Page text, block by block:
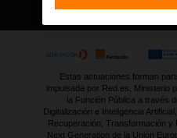
Estas actuaciones forman
impulsada por Red.es, Ministerio
la Función Pública a través
Digitalización e Inteligencia
Recuperación, Transformación y
Next Generation de la Unión